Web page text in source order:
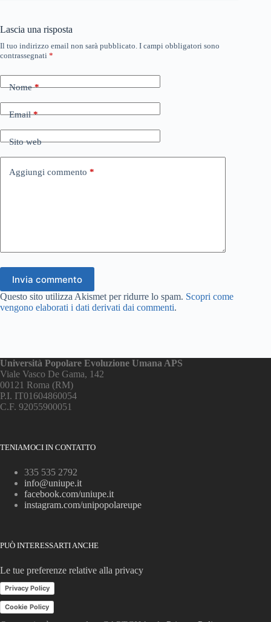
Lascia una risposta
Il tuo indirizzo email non sarà pubblicato. I campi obbligatori sono
contrassegnati *
Nome*
Email*
Sito web
Aggiungi commento *
Invia commento
Questo sito utilizza Akismet per ridurre lo spam. Scopri come
vengono elaborati i dati derivati dai commenti.
Università Popolare Evoluzione Umana APS
Viale Vasco De Gama, 142
00121 Roma (RM)
P.I. IT01604860054
C.F. 92055900051
TENIAMOCI IN CONTATTO
335 535 2792
info@uniupe.it
facebook.com/uniupe.it
instagram.com/unipopolareupe
PUÒ INTERESSARTI ANCHE
Le tue preferenze relative alla privacy
Privacy Policy
Cookie Policy